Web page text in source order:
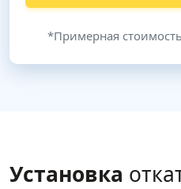
*Примерная стоимость
Установка